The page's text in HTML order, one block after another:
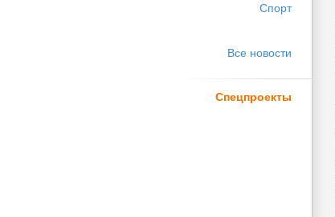
Спорт
Все новости
Спецпроекты